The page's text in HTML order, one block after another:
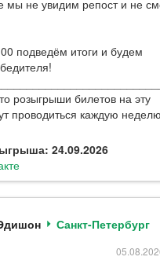
мы не увидим репост и не
подведём итоги и будем
розыгрыши билетов на эту
проводиться каждую
24.09.2026
Санкт-Петербург